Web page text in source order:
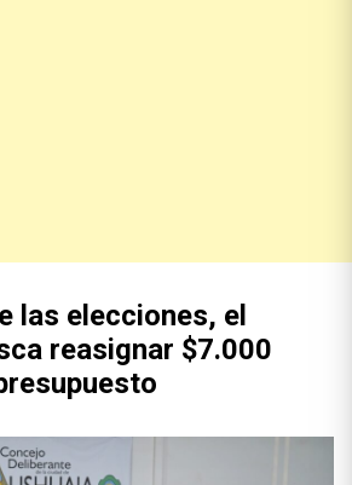
las elecciones, el
reasignar $7.000